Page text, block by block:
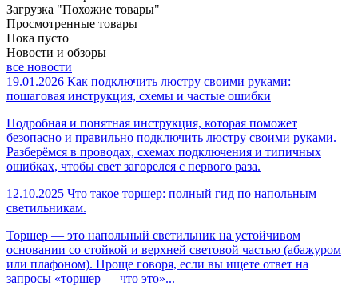
Загрузка "Похожие товары"
Просмотренные товары
Пока пусто
Новости и обзоры
все новости
19.01.2026 Как подключить люстру своими руками:
пошаговая инструкция, схемы и частые ошибки
Подробная и понятная инструкция, которая поможет
безопасно и правильно подключить люстру своими руками.
Разберёмся в проводах, схемах подключения и типичных
ошибках, чтобы свет загорелся с первого раза.
12.10.2025 Что такое торшер: полный гид по напольным
светильникам.
Торшер — это напольный светильник на устойчивом
основании со стойкой и верхней световой частью (абажуром
или плафоном). Проще говоря, если вы ищете ответ на
запросы «торшер — что это»...